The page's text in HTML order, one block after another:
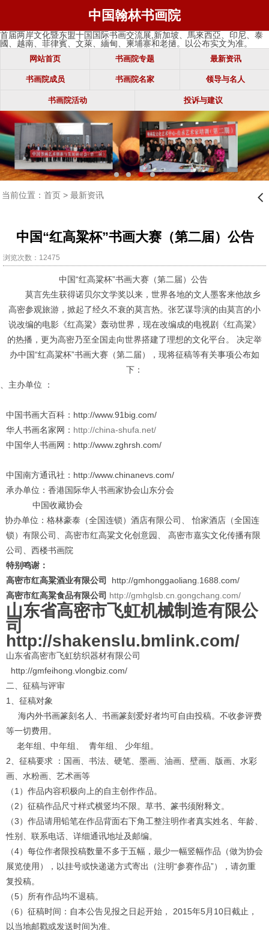
中国翰林书画院
首届两岸文化暨东盟十国国际书画交流展,新加坡、馬來西亞、印尼、泰
國、越南、菲律賓、文萊、緬甸、柬埔寨和老撾。以公布实文为准。
网站首页 书画院专题 最新资讯
书画院成员 书画院名家 领导与名人
书画院活动 投诉与建议
当前位置： 首页> 最新资讯 󰊒
中国“红高粱杯”书画大赛（第二届）公告
浏览次数：12475
中国“红高粱杯”书画大赛（第二届）公告
莫言先生获得诺贝尔文学奖以来，世界各地的文人墨客来他故乡
高密参观旅游，掀起了经久不衰的莫言热。张艺谋导演的由莫言的小
说改编的电影《红高粱》轰动世界，现在改编成的电视剧《红高粱》
的热播，更为高密乃至全国走向世界搭建了理想的文化平台。 决定举
办中国“红高粱杯”书画大赛（第二届），现将征稿等有关事项公布如
下：
主办单位 ：
中国书画大百科：http://www.91big.com/
华人书画名家网： http://china-shufa.net/
中国华人书画网：http://www.zghrsh.com/
中国南方通讯社：http://www.chinanevs.com/
承办单位：香港国际华人书画家协会山东分会
中国收藏协会
协办单位：格林豪泰（全国连锁）酒店有限公司、 怡家酒店（全国连
锁）有限公司、高密市红高粱文化创意园、
高密市嘉实文化传播有限
公司、西楼书画院
特别鸣谢：
高密市红高粱酒业有限公司
http://gmhonggaoliang.1688.com/
高密市红高粱食品有限公司 http://gmhglsb.cn.gongchang.com/
山东省高密市飞虹机械制造有限公
司
http://shakenslu.bmlink.com/
山东省高密市飞虹纺织器材有限公司
http://gmfeihong.vlongbiz.com/
二、征稿与评审
1、征稿对象
海内外书画篆刻名人、书画篆刻爱好者均可自由投稿。不收参评费
等一切费用。
老年组、中年组、 青年组、 少年组。
2、征稿要求 ：国画、书法、硬笔、墨画、油画、壁画、版画、水彩
画、水粉画、艺术画等
（1）作品内容积极向上的自主创作作品。
（2）征稿作品尺寸样式横竖均不限。草书、篆书须附释文。
（3）作品请用铅笔在作品背面右下角工整注明作者真实姓名、年龄、
性别、联系电话、详细通讯地址及邮编。
（4）每位作者限投稿数量不多于五幅，最少一幅竖幅作品（做为协会
展览使用），以挂号或快递递方式寄出（注明“参赛作品”），请勿重
复投稿。
（5）所有作品均不退稿。
（6）征稿时间：自本公告见报之日起开始， 2015年5月10日截止，
以当地邮戳或发送时间为准。